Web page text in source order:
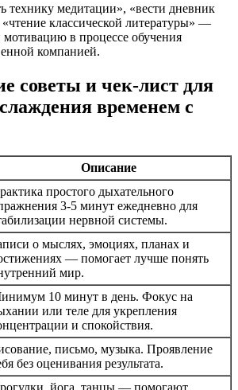
технику медитации», «вести дневник
классической литературы» —
мотивацию в процессе обучения
компанией.
советы и чек-лист для
временем с
Описание
простого дыхательного
3-5 минут ежедневно для
нервной системы.
о мыслях, эмоциях, планах и
— помогает лучше понять
мир.
10 минут в день. Фокус на
или теле для укрепления
и спокойствия.
письмо, музыка. Проявление
без оценивания результата.
йога, танцы — помогают